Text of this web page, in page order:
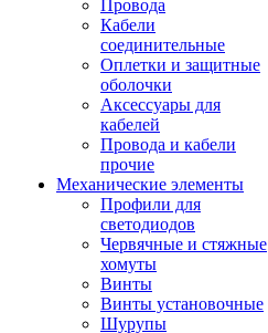
Провода
Кабели
соединительные
Оплетки и защитные
оболочки
Аксессуары для
кабелей
Провода и кабели
прочие
Механические элементы
Профили для
светодиодов
Червячные и стяжные
хомуты
Винты
Винты установочные
Шурупы